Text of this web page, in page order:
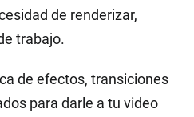
de renderizar,
trabajo.
de efectos, transiciones
para darle a tu video